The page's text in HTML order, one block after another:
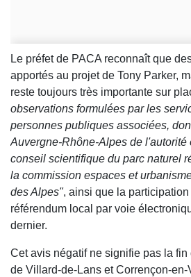
Le préfet de PACA reconnaît que
apportés au projet de Tony Parker,
reste toujours très importante sur
observations formulées par les
personnes publiques associées,
Auvergne-Rhône-Alpes de l'autorité
conseil scientifique du parc naturel
la commission espaces et
des Alpes", ainsi que la
référendum local par voie
dernier.
Cet avis négatif ne signifie pas la
de Villard-de-Lans et Corrençon-en-